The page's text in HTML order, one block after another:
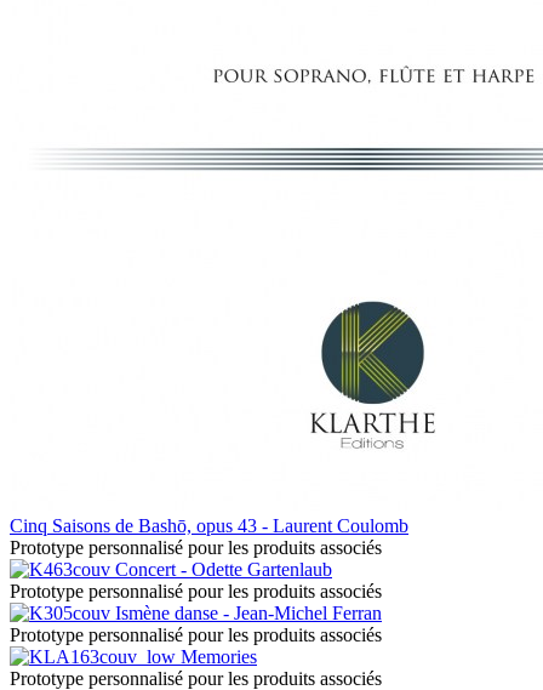
Cinq Saisons de Bashō, opus 43 - Laurent Coulomb
Prototype personnalisé pour les produits associés
Concert - Odette Gartenlaub
Prototype personnalisé pour les produits associés
Ismène danse - Jean-Michel Ferran
Prototype personnalisé pour les produits associés
Memories
Prototype personnalisé pour les produits associés